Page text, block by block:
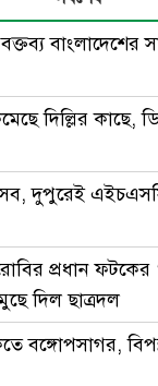
বাংলাদেশের
দিল্লির কাছে,
দুপুরেই
প্রধান ফটকের
দিল ছাত্রদল
বঙ্গোপসাগর,